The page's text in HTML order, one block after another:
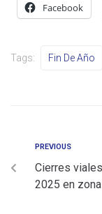
Facebook
Tags: Fin De Año
PREVIOUS
Cierres
2025 en